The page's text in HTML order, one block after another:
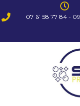
07 61 58 77 84 -